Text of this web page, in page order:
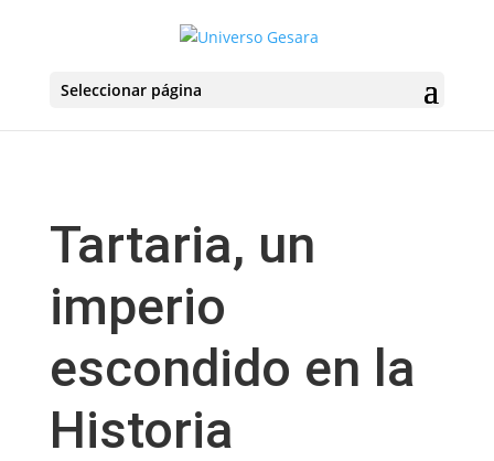
Seleccionar página
Tartaria, un
imperio
escondido en la
Historia